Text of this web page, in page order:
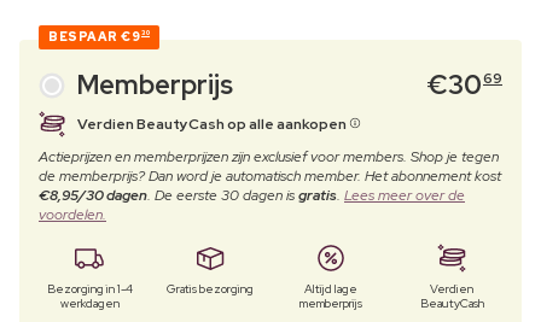
BESPAAR €930
Memberprijs €3069
Verdien BeautyCash op alle aankopen
Actieprijzen en memberprijzen zijn exclusief voor members. Shop je tegen
de memberprijs? Dan word je automatisch member. Het abonnement kost
€8,95/30 dagen. De eerste 30 dagen isgratis. Lees meer over de
voordelen.
Bezorging in 1-4
werkdagen
Gratis bezorging
Altijd lage
memberprijs
Verdien
BeautyCash